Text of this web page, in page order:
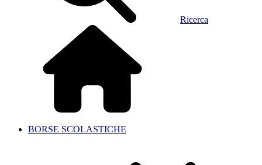
Ricerca
BORSE SCOLASTICHE